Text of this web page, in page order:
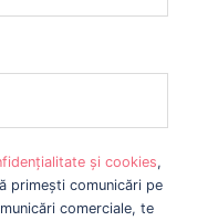
și cookies,
primești comunicări pe
comerciale, te